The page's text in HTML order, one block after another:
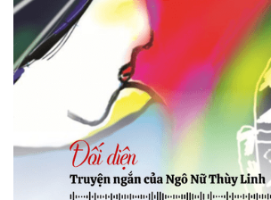
bị Tổng biên tập kêu lên để trả lại...